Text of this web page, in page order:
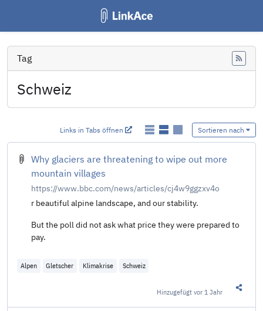
Tag
Schweiz
Links in Tabs öffnen Sortieren nach
Why glaciers are threatening to wipe out more
mountain villages
https://www.bbc.com/news/articles/cj4w9ggzxv4o
r beautiful alpine landscape, and our stability.
But the poll did not ask what price they were prepared to
pay.
Alpen Gletscher Klimakrise Schweiz
Hinzugefügtvor 1 Jahr